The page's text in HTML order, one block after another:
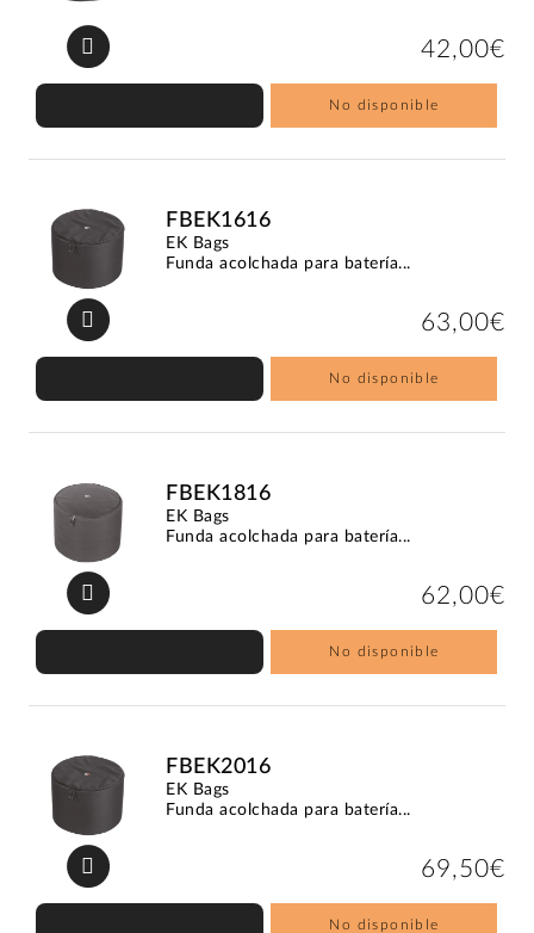
42,00€
No disponible
FBEK1616
EK Bags
Funda acolchada para batería...
63,00€
No disponible
FBEK1816
EK Bags
Funda acolchada para batería...
62,00€
No disponible
FBEK2016
EK Bags
Funda acolchada para batería...
69,50€
No disponible